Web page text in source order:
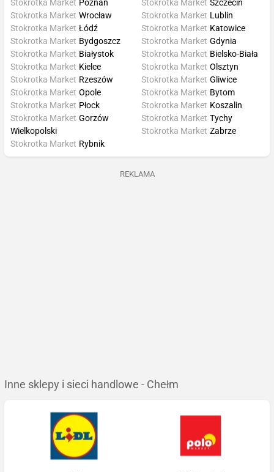
Stokrotka Market Poznań
Stokrotka Market Wrocław
Stokrotka Market Łódź
Stokrotka Market Szczecin
Stokrotka Market Lublin
Stokrotka Market Katowice
Stokrotka Market Bydgoszcz
Stokrotka Market Białystok
Stokrotka Market Kielce
Stokrotka Market Rzeszów
Stokrotka Market Gdynia
Stokrotka Market Bielsko-Biała
Stokrotka Market Olsztyn
Stokrotka Market Gliwice
Stokrotka Market Opole
Stokrotka Market Płock
Stokrotka Market Gorzów
Wielkopolski
Stokrotka Market Rybnik
Stokrotka Market Bytom
Stokrotka Market Koszalin
Stokrotka Market Tychy
Stokrotka Market Zabrze
REKLAMA
Inne sklepy i sieci handlowe - Chełm